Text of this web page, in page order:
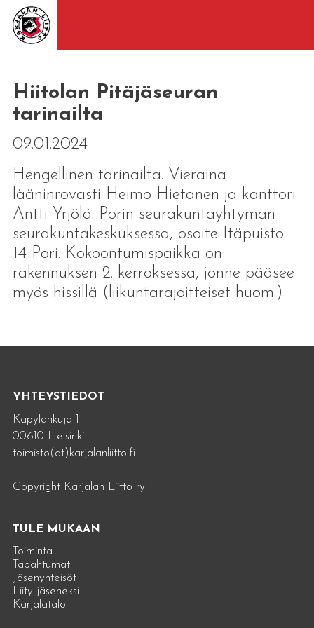
Hiitolan Pitäjäseuran
tarinailta
09.01.2024
Hengellinen tarinailta. Vieraina
lääninrovasti Heimo Hietanen ja kanttori
Antti Yrjölä. Porin seurakuntayhtymän
seurakuntakeskuksessa, osoite Itäpuisto
14 Pori. Kokoontumispaikka on
rakennuksen 2. kerroksessa, jonne pääsee
myös hissillä (liikuntarajoitteiset huom.)
YHTEYSTIEDOT
Käpylänkuja 1
00610 Helsinki
toimisto(at)karjalanliitto.fi
Copyright Karjalan Liitto ry
TULE MUKAAN
Toiminta
Tapahtumat
Jäsenyhteisöt
Liity jäseneksi
Karjalatalo